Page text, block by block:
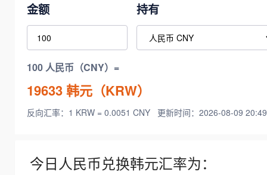
金额 持有
100 人民币（CNY）=
19633韩元（KRW）
反向汇率：1 KRW = 0.0051 CNY 更新时间：2026-08-09
今日人民币兑换韩元汇率为：